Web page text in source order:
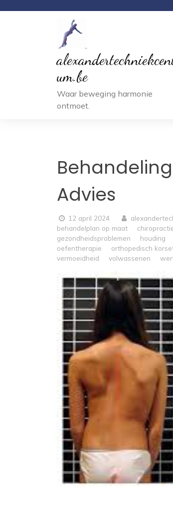
um.be
Waar beweging harmonie
ontmoet.
Advies
12 april 2024
behandelplan op maat
gezondheidsproblemen
houding
oefentherapie
orthopedisch
vermoeidheid
volwassenen